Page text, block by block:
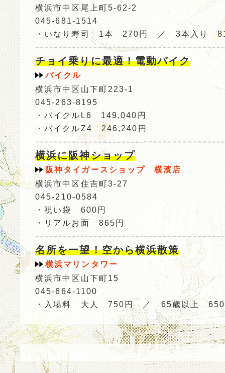
横浜市中区尾上町5-62-2
045-681-1514
・いなり寿司 1本 270円 ／ 3本入り
チョイ乗りに最適！電動バイク
バイクル
横浜市中区山下町223-1
045-263-8195
・バイクルL6 149,040円
・バイクルZ4 246,240円
横浜に阪神ショップ
阪神タイガースショップ 横濱店
横浜市中区住吉町3-27
045-210-0584
・祝い袋 600円
・リアルお面 865円
名所を一望！空から横浜散策
横浜マリンタワー
横浜市中区山下町15
045-664-1100
・入場料 大人 750円 ／ 65歳以上 650